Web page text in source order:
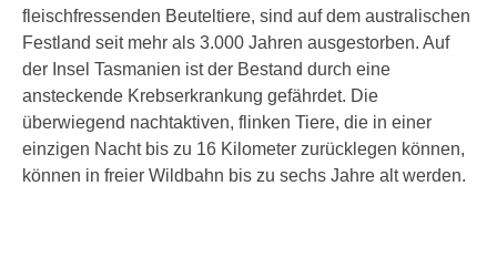
fleischfressenden Beuteltiere, sind auf dem australischen
Festland seit mehr als 3.000 Jahren ausgestorben. Auf
der Insel Tasmanien ist der Bestand durch eine
ansteckende Krebserkrankung gefährdet. Die
überwiegend nachtaktiven, flinken Tiere, die in einer
einzigen Nacht bis zu 16 Kilometer zurücklegen können,
können in freier Wildbahn bis zu sechs Jahre alt werden.